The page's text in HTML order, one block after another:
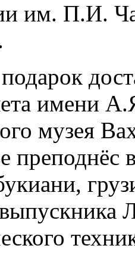
им. П.И.
имени
музея